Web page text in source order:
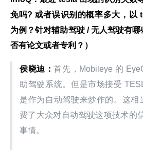
免吗? 或者误识别的概率多大，以
为例？针对辅助驾驶 / 无人驾驶有
否有论文或者专利？）
侯晓迪：首先，Mobileye 的
助驾驶系统。但是市场接受
是作为自动驾驶来炒作的。这相
费了大众对自动驾驶这项技术的
事情。